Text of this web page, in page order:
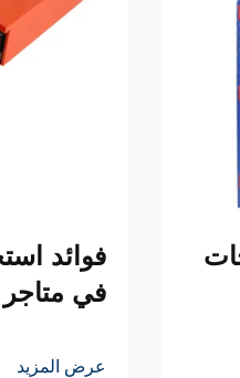
فوائد
في متاجر
عرض المزيد